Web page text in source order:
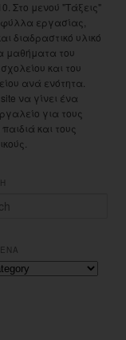
Στο μενού "Τάξεις"
φύλλα εργασίας,
διαδραστικό υλικό
μαθήματα του
και του
ανά ενότητα.
να γίνει ένα
για τους
και τους